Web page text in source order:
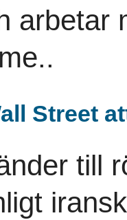
arbetar
Street
till